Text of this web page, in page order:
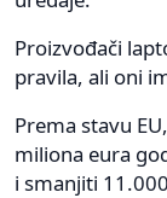
Proizvođači
pravila, ali oni
Prema stavu
miliona eura
i smanjiti